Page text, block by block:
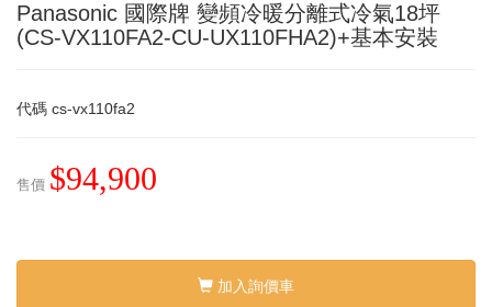
Panasonic 國際牌 變頻冷暖分離式冷氣18坪
(CS-VX110FA2-CU-UX110FHA2)+基本安裝
代碼 cs-vx110fa2
售價 $94,900
加入詢價車